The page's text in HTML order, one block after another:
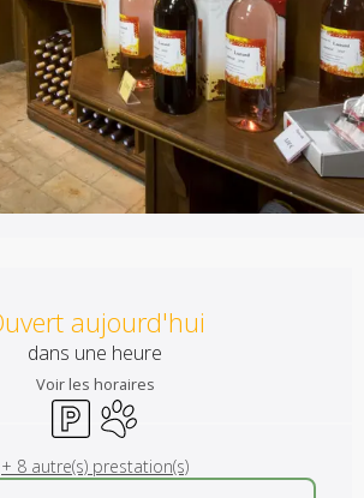
aujourd'hui
dans une heure
Voir les horaires
ParkingAnimaux acceptés
+ 8 autre(s) prestation(s)